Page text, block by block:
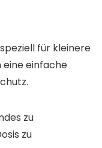
für kleinere
eine einfache
zu
zu